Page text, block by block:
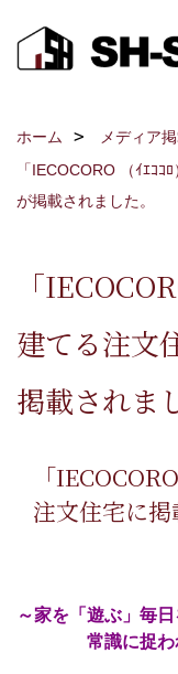
ホーム メディア
「IECOCORO （ｲｴｺ
が掲載されました。
「
建てる注文
掲載されま
「
注文住宅に掲
～家を「遊ぶ」毎
常識に捉われ